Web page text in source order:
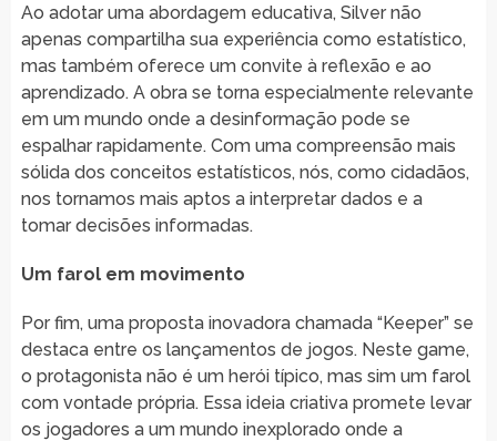
Ao adotar uma abordagem educativa, Silver não
apenas compartilha sua experiência como estatístico,
mas também oferece um convite à reflexão e ao
aprendizado. A obra se torna especialmente relevante
em um mundo onde a desinformação pode se
espalhar rapidamente. Com uma compreensão mais
sólida dos conceitos estatísticos, nós, como cidadãos,
nos tornamos mais aptos a interpretar dados e a
tomar decisões informadas.
Um farol em movimento
Por fim, uma proposta inovadora chamada “Keeper” se
destaca entre os lançamentos de jogos. Neste game,
o protagonista não é um herói típico, mas sim um farol
com vontade própria. Essa ideia criativa promete levar
os jogadores a um mundo inexplorado onde a